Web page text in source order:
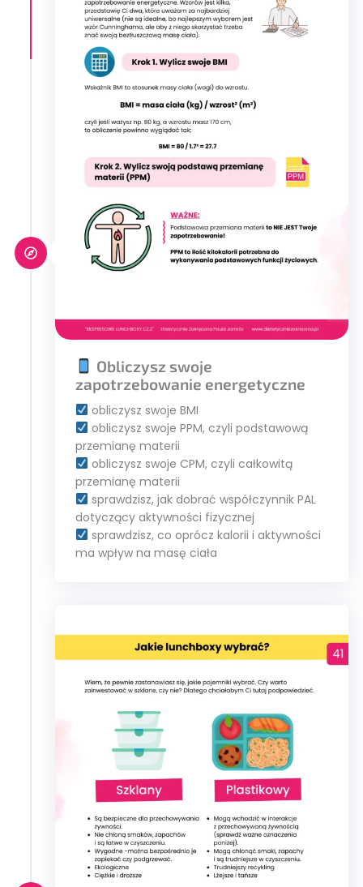
Obliczysz swoje
zapotrzebowanie energetyczne
obliczysz swoje BMI
obliczysz swoje PPM, czyli podstawową
przemianę materii
obliczysz swoje CPM, czyli całkowitą
przemianę materii
sprawdzisz, jak dobrać współczynnik PAL
dotyczący aktywności fizycznej
sprawdzisz, co oprócz kalorii i aktywności
ma wpływ na masę ciała